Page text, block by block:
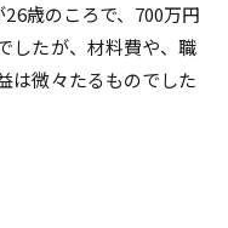
歳のころで、700万円
したが、材料費や、職
は微々たるものでした